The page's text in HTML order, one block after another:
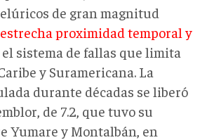
de gran magnitud
estrecha proximidad temporal y
el sistema de fallas que limita
y Suramericana. La
durante décadas se liberó
de 7.2, que tuvo su
Yumare y Montalbán, en